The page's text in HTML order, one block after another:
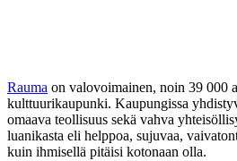
Rauma on valovoimainen, noin 39 000
kulttuurikaupunki. Kaupungissa
omaava teollisuus sekä vahva
luanikasta eli helppoa, sujuvaa,
kuin ihmisellä pitäisi kotonaan olla.